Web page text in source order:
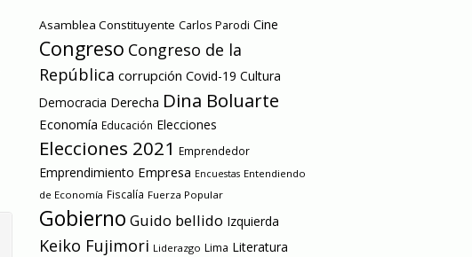
Asamblea Constituyente Carlos Parodi Cine
Congreso Congreso de la
República corrupción Covid-19 Cultura
Democracia Derecha Dina Boluarte
Economía Educación Elecciones
Elecciones 2021 Emprendedor
Emprendimiento Empresa Encuestas Entendiendo
de Economía Fiscalía Fuerza Popular
Gobierno Guido bellido Izquierda
Keiko Fujimori Liderazgo Lima Literatura